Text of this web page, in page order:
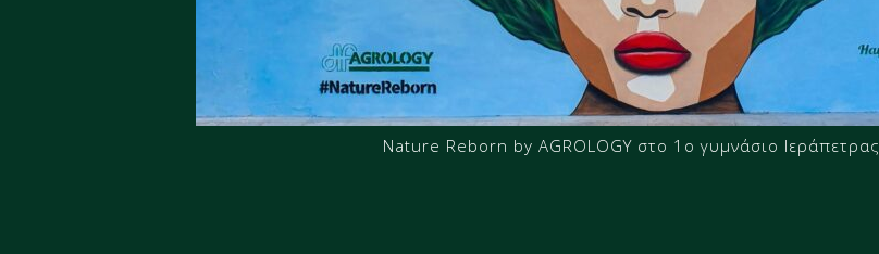
Nature Reborn by AGROLOGY στο 1ο γυμνάσιο Ιεράπετρας